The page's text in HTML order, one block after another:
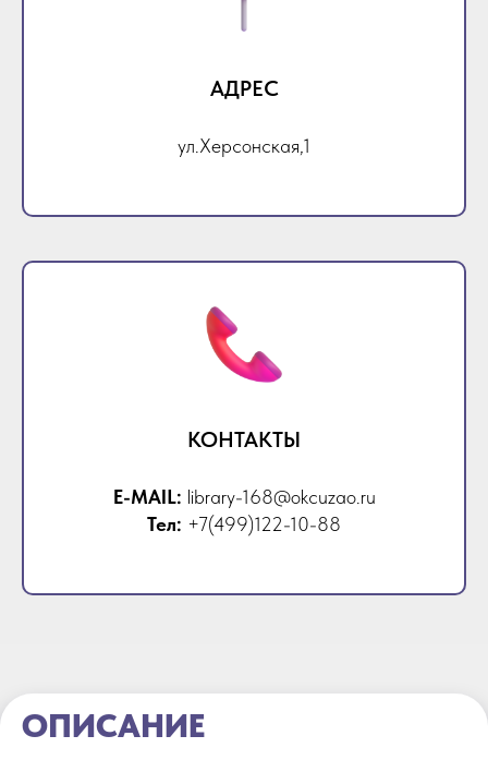
АДРЕС
ул.Херсонская,1
КОНТАКТЫ
E-MAIL: library-168@okcuzao.ru
Тел: +7(499)122-10-88
ОПИСАНИЕ